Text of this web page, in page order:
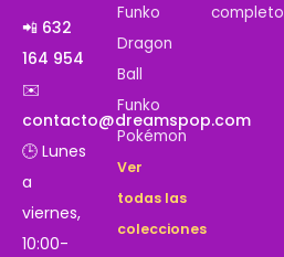
📲 632
164 954
✉️
contacto@dreamspop.com
🕒 Lunes
a
viernes,
10:00-
Funko
Dragon
Ball
Funko
Pokémon
Ver
todas las
colecciones
completo